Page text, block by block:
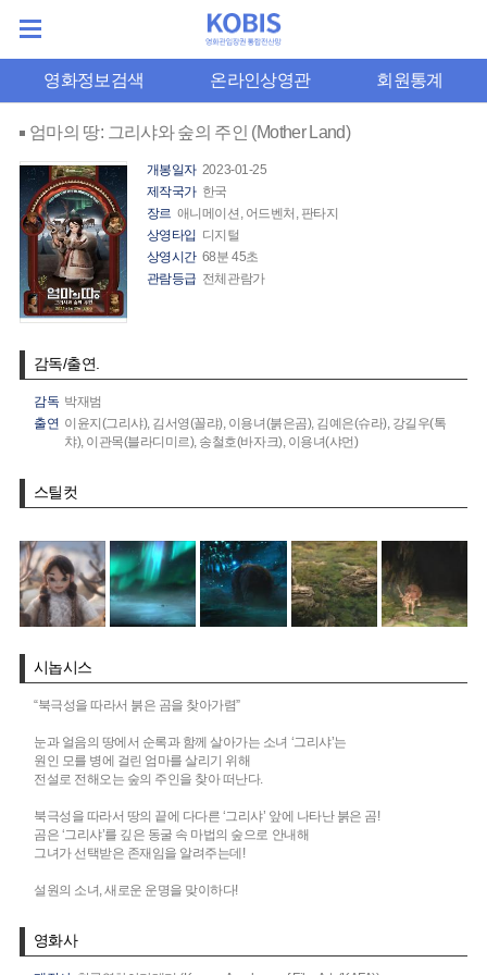
영화정보검색 온라인상영관 회원통계
엄마의 땅: 그리샤와 숲의 주인 (Mother Land)
개봉일자 2023-01-25
제작국가 한국
장르 애니메이션, 어드벤처, 판타지
상영타입 디지털
상영시간 68분 45초
관람등급 전체관람가
감독/출연.
감독 박재범
출연 이윤지(그리샤), 김서영(꼴랴), 이용녀(붉은곰), 김예은(슈라), 강길우(톡
챠), 이관목(블라디미르), 송철호(바자크), 이용녀(샤먼)
스틸컷
시놉시스
“북극성을 따라서 붉은 곰을 찾아가렴”
눈과 얼음의 땅에서 순록과 함께 살아가는 소녀 ‘그리샤’는
원인 모를 병에 걸린 엄마를 살리기 위해
전설로 전해오는 숲의 주인을 찾아 떠난다.
북극성을 따라서 땅의 끝에 다다른 ‘그리샤’ 앞에 나타난 붉은 곰!
곰은 ‘그리샤’를 깊은 동굴 속 마법의 숲으로 안내해
그녀가 선택받은 존재임을 알려주는데!
설원의 소녀, 새로운 운명을 맞이하다!
영화사